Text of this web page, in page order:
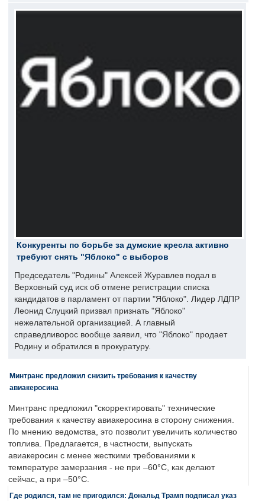
Конкуренты по борьбе за думские кресла активно
требуют снять "Яблоко" с выборов
Председатель "Родины" Алексей Журавлев подал в
Верховный суд иск об отмене регистрации списка
кандидатов в парламент от партии "Яблоко". Лидер ЛДПР
Леонид Слуцкий призвал признать "Яблоко"
нежелательной организацией. А главный
справедливорос вообще заявил, что "Яблоко" продает
Родину и обратился в прокуратуру.
Минтранс предложил снизить требования к качеству
авиакеросина
Минтранс предложил "скорректировать" технические
требования к качеству авиакеросина в сторону снижения.
По мнению ведомства, это позволит увеличить количество
топлива. Предлагается, в частности, выпускать
авиакеросин с менее жесткими требованиями к
температуре замерзания - не при –60°C, как делают
сейчас, а при –50°C.
Где родился, там не пригодился: Дональд Трамп подписал указ